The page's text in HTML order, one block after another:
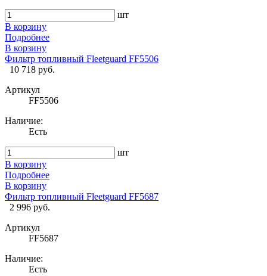
шт
В корзину
Подробнее
В корзину
Фильтр топливный Fleetguard FF5506
10 718 руб.
Артикул
FF5506
Наличие:
Есть
шт
В корзину
Подробнее
В корзину
Фильтр топливный Fleetguard FF5687
2 996 руб.
Артикул
FF5687
Наличие:
Есть